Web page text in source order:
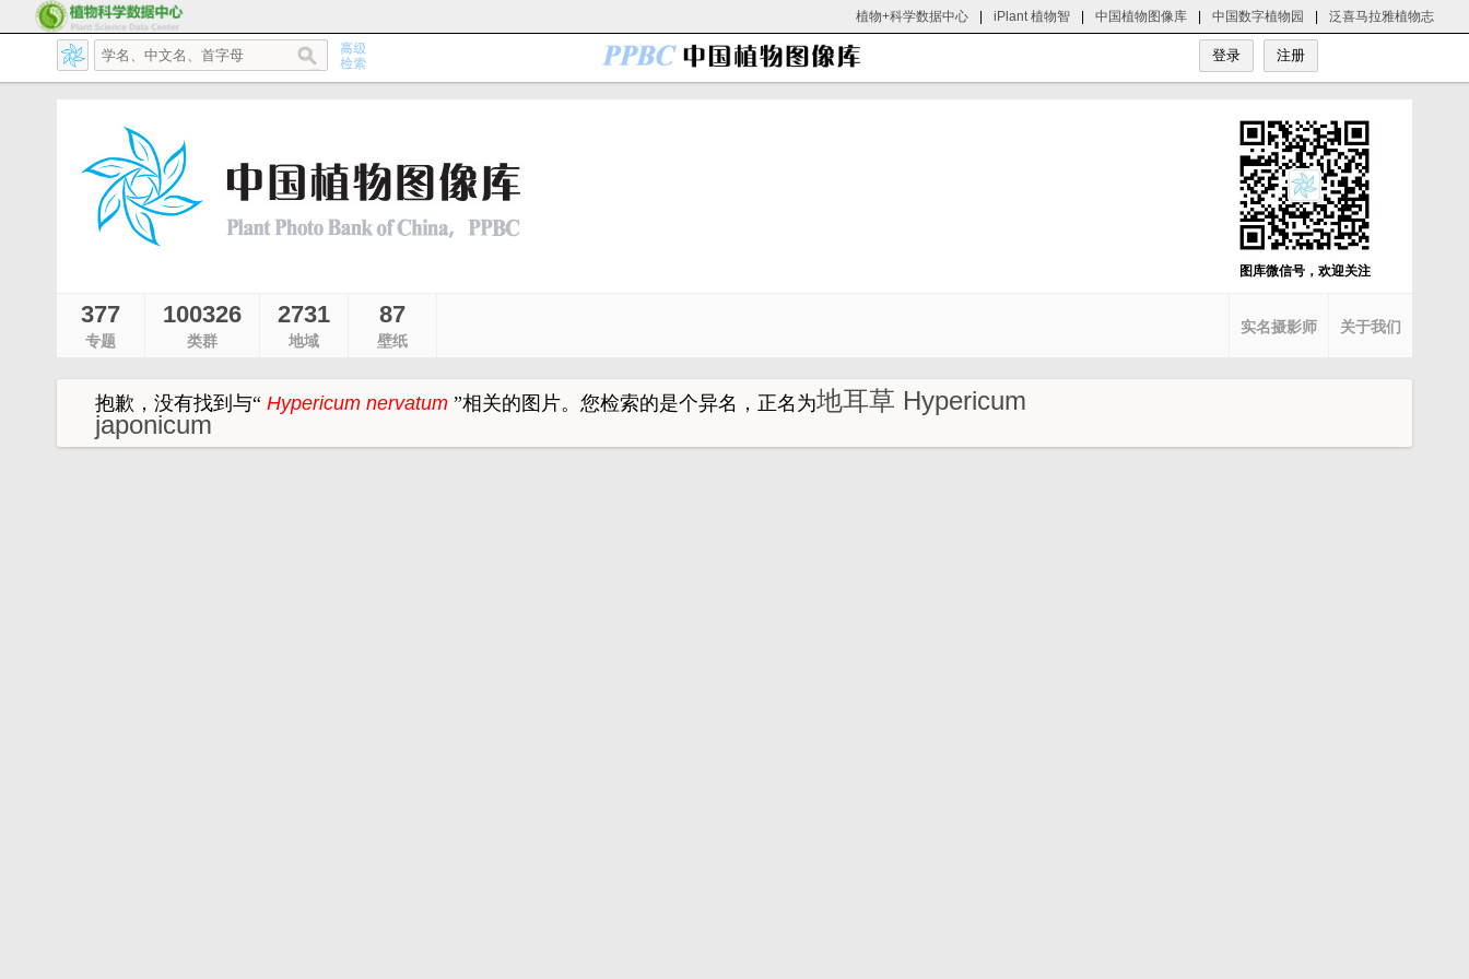
植物+科学数据中心 iPlant 植物智 中国植物图像库 中国数字植物园 泛喜马拉雅植物志
图库微信号，欢迎关注
377
专题
100326
类群
2731
地域
87
壁纸
关于我们
实名摄影师
抱歉，没有找到与“ Hypericum nervatum ”相关的图片。 您检索的是个异名，正名为地耳草 Hypericum
japonicum